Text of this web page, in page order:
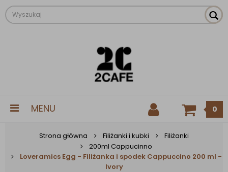
MENU 0
Strona główna Filiżanki i kubki
Filiżanki
200ml Cappucinno
Loveramics Egg - Filiżanka i spodek Cappuccino 200 ml -
Ivory